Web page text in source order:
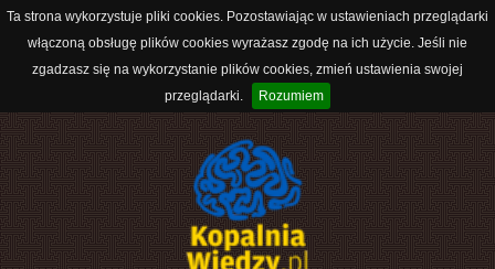
Ta strona wykorzystuje pliki cookies. Pozostawiając w ustawieniach przeglądarki
włączoną obsługę plików cookies wyrażasz zgodę na ich użycie. Jeśli nie
zgadzasz się na wykorzystanie plików cookies, zmień ustawienia swojej
przeglądarki.
Rozumiem